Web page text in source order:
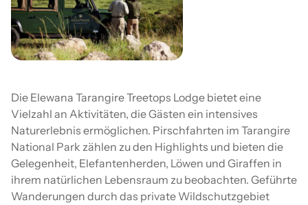
Die Elewana Tarangire Treetops Lodge bietet eine
Vielzahl an Aktivitäten, die Gästen ein intensives
Naturerlebnis ermöglichen. Pirschfahrten im Tarangire
National Park zählen zu den Highlights und bieten die
Gelegenheit, Elefantenherden, Löwen und Giraffen in
ihrem natürlichen Lebensraum zu beobachten. Geführte
Wanderungen durch das private Wildschutzgebiet